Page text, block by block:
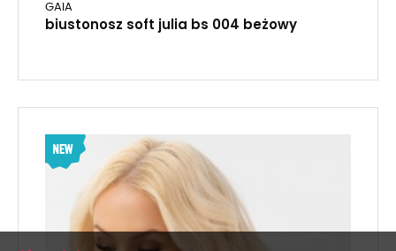
GAIA
biustonosz soft julia bs 004 beżowy